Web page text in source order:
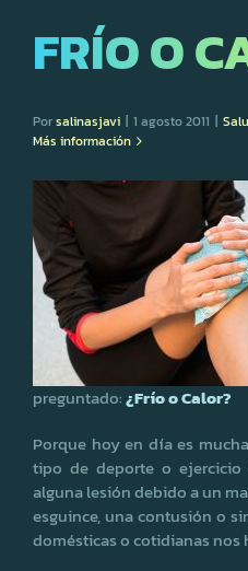
FRÍO O
Porsalinasjavi | 1 agosto 2011 |
Más información
preguntado:¿Frío o Calor?
Porque hoy en día es
tipo de deporte o
alguna lesión debido a un
esguince, una contusión o
domésticas o cotidianas nos